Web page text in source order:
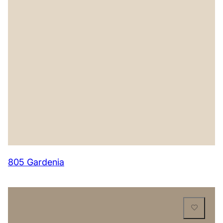
805 Gardenia